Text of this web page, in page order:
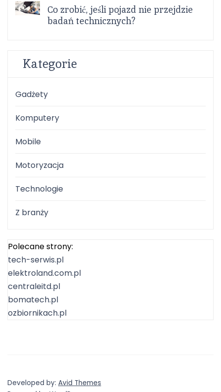
Co zrobić, jeśli pojazd nie przejdzie
badań technicznych?
Kategorie
Gadżety
Komputery
Mobile
Motoryzacja
Technologie
Z branży
Polecane strony:
tech-serwis.pl
elektroland.com.pl
centraleitd.pl
bomatech.pl
ozbiornikach.pl
Developed by: Avid Themes